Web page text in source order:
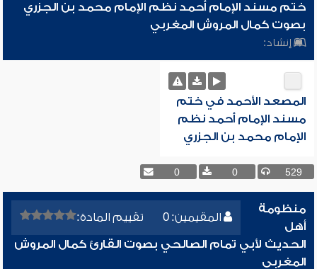
ختم مسند الإمام أحمد نظم الإمام محمد بن الجزري
بصوت كمال المروش المغربي
إنشاد:
المصعد الأحمد في ختم
مسند الإمام أحمد نظم
الإمام محمد بن الجزري
529
0
0
المقيمين: 0 تقييم المادة:
منظومة
أهل
الحديث لأبي تمام الصالحي بصوت القارئ كمال المروش
المغربي